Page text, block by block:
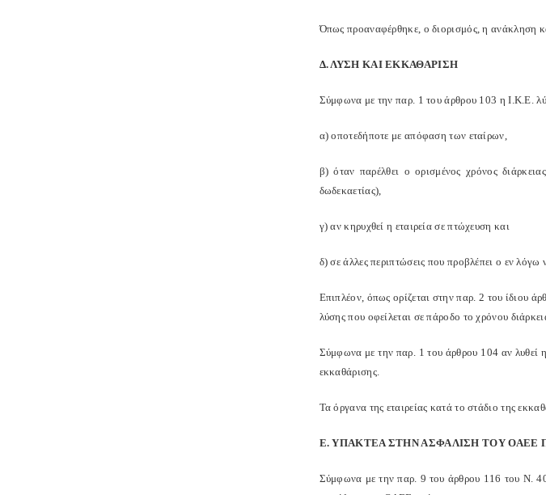
Όπως προαναφέρθηκε, ο διορισμός, η ανάκληση
Δ. ΛΥΣΗ ΚΑΙ ΕΚΚΑΘΑΡΙΣΗ
Σύμφωνα με την παρ. 1 του άρθρου 103 η Ι.Κ.Ε.
α) οποτεδήποτε με απόφαση των εταίρων,
β) όταν παρέλθει ο ορισμένος χρόνος
δωδεκαετίας),
γ) αν κηρυχθεί η εταιρεία σε πτώχευση και
δ) σε άλλες περιπτώσεις που προβλέπει ο εν λόγω
Επιπλέον, όπως ορίζεται στην παρ. 2 του ίδιου
λύσης που οφείλεται σε πάροδο το χρόνου
Σύμφωνα με την παρ. 1 του άρθρου 104 αν λυθεί
εκκαθάρισης.
Τα όργανα της εταιρείας κατά το στάδιο της
Ε. ΥΠΑΚΤΕΑ ΣΤΗΝ ΑΣΦΑΛΙΣΗ ΤΟΥ ΟΑΕΕ
Σύμφωνα με την παρ. 9 του άρθρου 116 του Ν.